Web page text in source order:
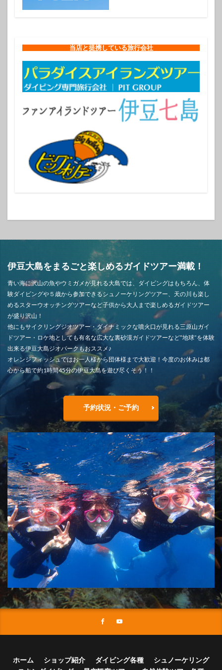
当店と提携している旅行会社
伊豆大島をまるごと楽しめるガイドツアー満載！
青い海に沢山の魚やウミガメが見れる大島では、ダイビングはもちろん、体
験ダイビングや５歳から参加できるシュノーケリングツアー、天の川も楽し
めるスターウオッチングツアーなど子供から大人まで楽しめるガイドツアー
が盛り沢山！
他にもサイクリングジオツアー・ダイナミックな噴火口が見れる三原山ガイ
ドツアー・ロケ地としても有名な広大な裏砂漠ガイドツアーなど”地球”を体験
出来る伊豆大島ジオパークもおススメ♪
オレンジフィッシュではお一人様から団体様まで大歓迎！今度のお休みは都
心から船で約1時間45分の伊豆大島を遊び尽くそう！！
予約状況・ご予約
ホーム ショップ紹介 ダイビング各種
シュノーケリング